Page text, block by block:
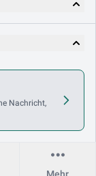
Nachricht,
Mehr